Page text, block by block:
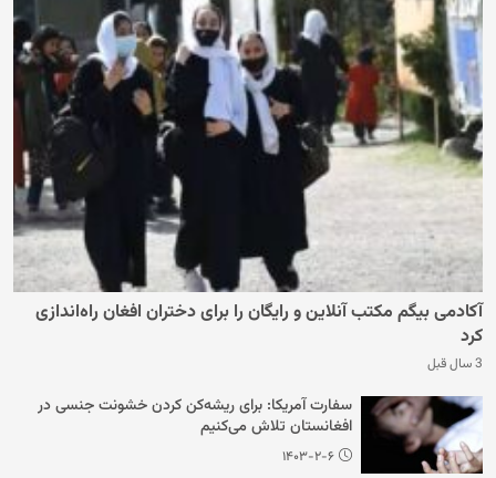
آکادمی بیگم مکتب آنلاین و رایگان را برای دختران افغان راه‌اندازی
کرد
3 سال قبل
سفارت آمریکا: برای ریشه‌کن کردن خشونت جنسی در
افغانستان تلاش می‌کنیم
۱۴۰۳-۲-۶